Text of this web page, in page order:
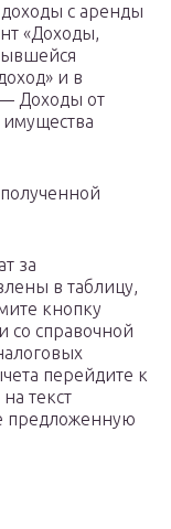
с аренды
«Доходы,
и в
— Доходы от
за
в таблицу,
кнопку
со справочной
перейдите к
текст
предложенную